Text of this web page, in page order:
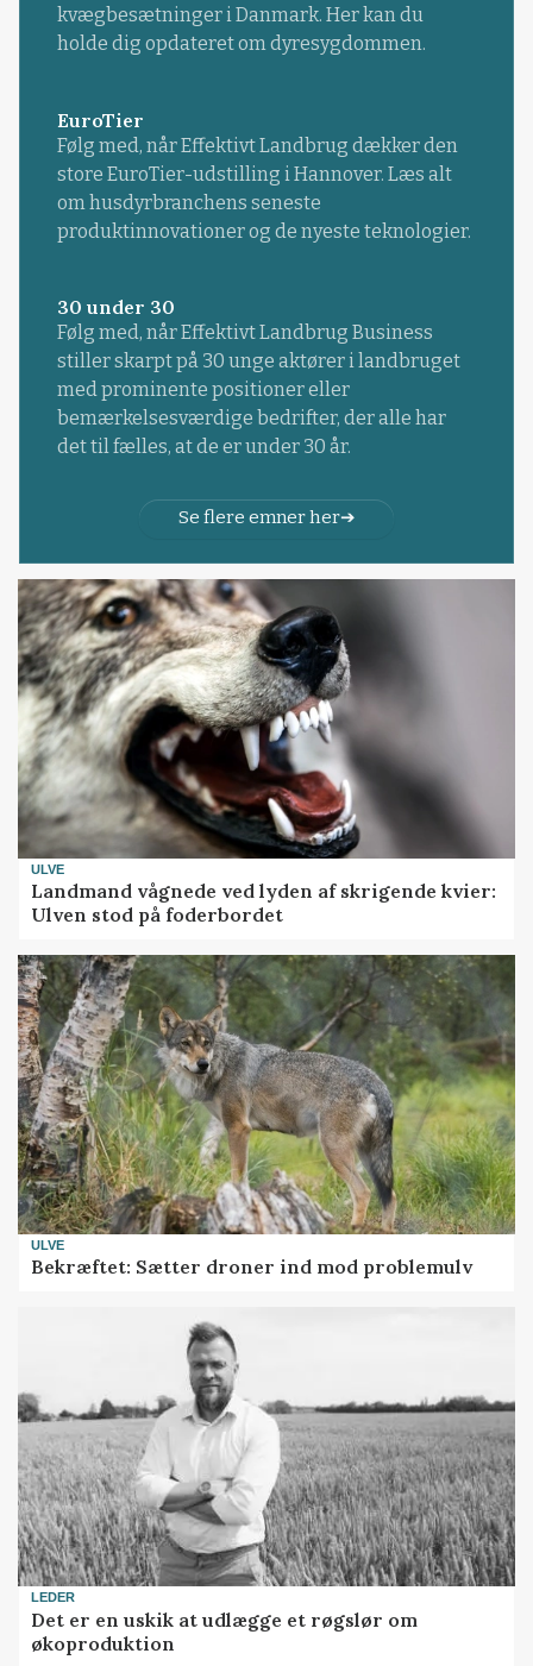
kvægbesætninger i Danmark. Her kan du
holde dig opdateret om dyresygdommen.
EuroTier
Følg med, når Effektivt Landbrug dækker den
store EuroTier-udstilling i Hannover. Læs alt
om husdyrbranchens seneste
produktinnovationer og de nyeste teknologier.
30 under 30
Følg med, når Effektivt Landbrug Business
stiller skarpt på 30 unge aktører i landbruget
med prominente positioner eller
bemærkelsesværdige bedrifter, der alle har
det til fælles, at de er under 30 år.
Se flere emner her
ULVE
Landmand vågnede ved lyden af skrigende kvier:
Ulven stod på foderbordet
ULVE
Bekræftet: Sætter droner ind mod problemulv
LEDER
Det er en uskik at udlægge et røgslør om
økoproduktion